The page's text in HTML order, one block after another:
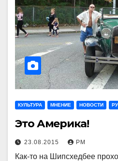
КУЛЬТУРА МНЕНИЕ НОВОСТИ
Это Америка!
23.08.2015 РМ
Как-то на Шипсхедбее